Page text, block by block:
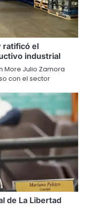
ratificó el
industrial
More Julio Zamora
con el sector
de La Libertad